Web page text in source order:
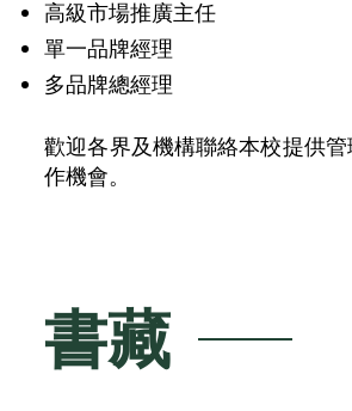
高級市場推廣主任
單一品牌經理
多品牌總經理
歡迎各界及機構聯絡本校提供管
作機會。
書藏